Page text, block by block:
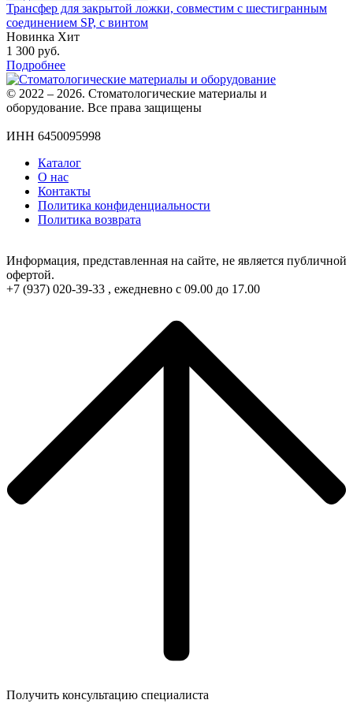
Трансфер для закрытой ложки, совместим с шестигранным
соединением SP, с винтом
Новинка Хит
1 300 руб.
Подробнее
© 2022 – 2026. Стоматологические материалы и
оборудование. Все права защищены
ИНН 6450095998
Каталог
О нас
Контакты
Политика конфиденциальности
Политика возврата
Информация, представленная на сайте, не является публичной
офертой.
+7 (937) 020-39-33 , ежедневно с 09.00 до 17.00
Получить консультацию специалиста